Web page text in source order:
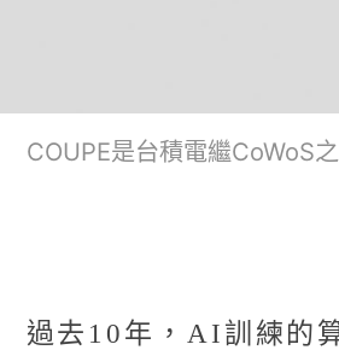
COUPE是台積電繼CoWoS
過去10年，AI訓練的